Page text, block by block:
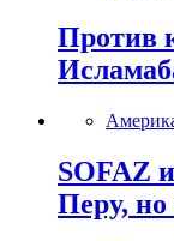
Против
SOFAZ
Перу,